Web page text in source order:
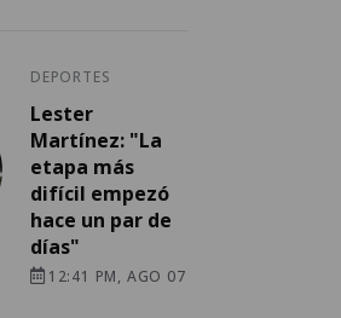
DEPORTES
Lester
Martínez: "La
etapa más
difícil empezó
hace un par de
días"
12:41 PM, AGO 07